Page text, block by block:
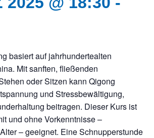
basiert auf jahrhundertealten
Mit sanften, fließenden
oder Sitzen kann Qigong
und Stressbewältigung,
beitragen. Dieser Kurs ist
und ohne Vorkenntnisse –
– geeignet. Eine Schnupperstunde